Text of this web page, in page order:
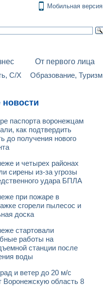
Мобильная версия
От первого лица
С/Х Образование, Туризм
паспорта воронежцам
как подтвердить
до получения нового
и четырех районах
сирены из-за угрозы
удара БПЛА
при пожаре в
сгорели пылесос и
доска
стартовали
работы на
станции после
воды
и ветер до 20 м/с
Воронежскую область 8